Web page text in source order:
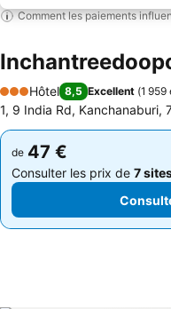
Comment les paiements
3 Étoiles
Hôtel 8,5 Excellent (1 959
1, 9 India Rd, Kanchanaburi,
de 47 €
Consulter les prix de 7 sites
de 47 €
Consulter les prix de 7